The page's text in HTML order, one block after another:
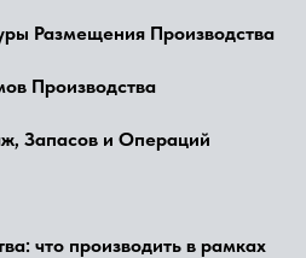
Размещения Производства
Производства
Запасов и Операций
что производить в рамках